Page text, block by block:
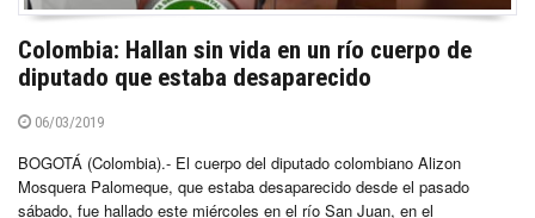
Colombia: Hallan sin vida en un río cuerpo de
diputado que estaba desaparecido
06/03/2019
BOGOTÁ (Colombia).- El cuerpo del diputado colombiano Alizon
Mosquera Palomeque, que estaba desaparecido desde el pasado
sábado, fue hallado este miércoles en el río San Juan, en el